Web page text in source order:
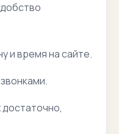
и время на сайте.
достаточно,